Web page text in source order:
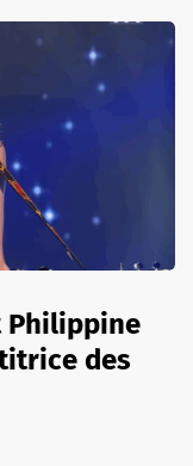
Philippine
des